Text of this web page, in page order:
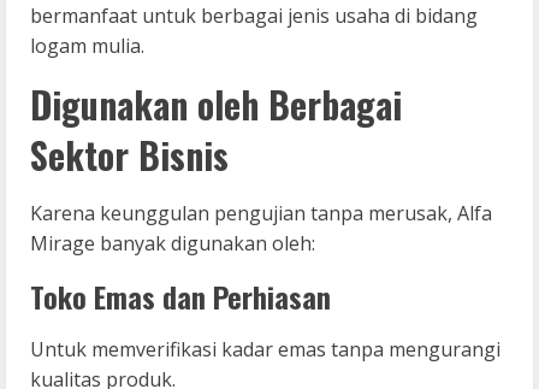
bermanfaat untuk berbagai jenis usaha di bidang
logam mulia.
Digunakan oleh Berbagai
Sektor Bisnis
Karena keunggulan pengujian tanpa merusak, Alfa
Mirage banyak digunakan oleh:
Toko Emas dan Perhiasan
Untuk memverifikasi kadar emas tanpa mengurangi
kualitas produk.